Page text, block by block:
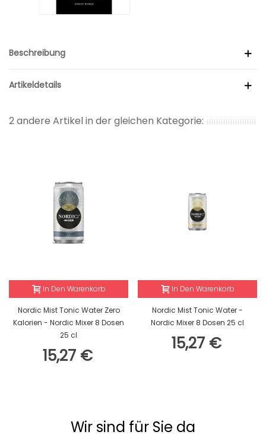
Beschreibung
Artikeldetails
2 andere Artikel in der gleichen Kategorie:
In Den Warenkorb
Nordic Mist Tonic Water Zero
Kalorien - Nordic Mixer 8 Dosen
25 cl
15,27 €
In Den Warenkorb
Nordic Mist Tonic Water -
Nordic Mixer 8 Dosen 25 cl
15,27 €
Wir sind für Sie da